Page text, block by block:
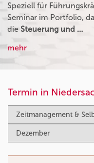
Speziell für
Seminar im Portfolio,
die Steuerung und …
mehr
Termin in